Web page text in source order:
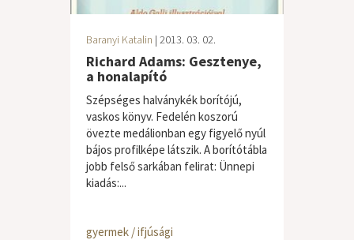
Baranyi Katalin | 2013. 03. 02.
Richard Adams: Gesztenye,
a honalapító
Szépséges halványkék borítójú,
vaskos könyv. Fedelén koszorú
övezte medálionban egy figyelő nyúl
bájos profilképe látszik. A borítótábla
jobb felső sarkában felirat: Ünnepi
kiadás:...
gyermek / ifjúsági